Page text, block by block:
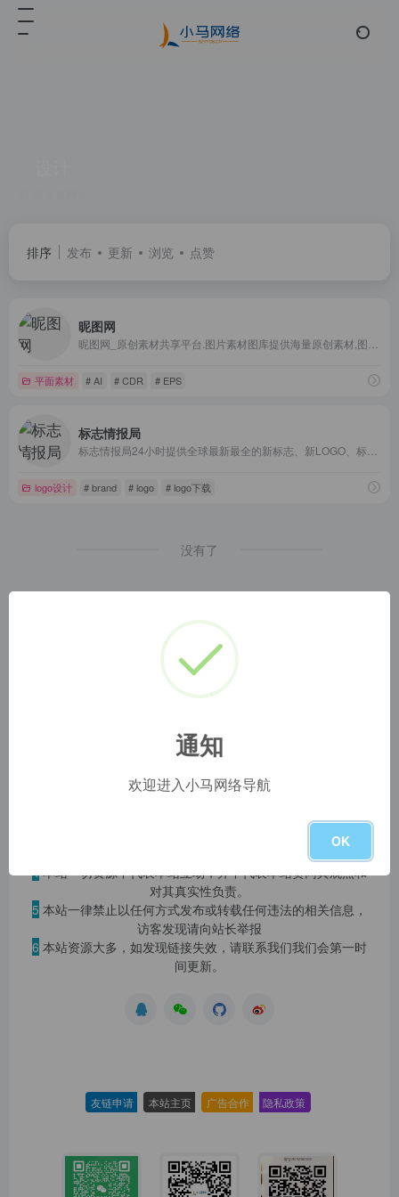
排序 发布 更新 浏览 点赞
昵图网
平面素材 # AI # CDR # EPS
标志情报局
logo设计 # brand # logo # logo下载
没有了
本网站名称： 小马网址导航
https://www.blog.szyyds.cn
本网站的文章部分内容可能来源于网络，仅供大家学习与参
进行删除处理。
4本站一切资源不代表本站立场，并不代表本站赞同其观点和
对其真实性负责。
5 本站一律禁止以任何方式发布或转载任何违法的相关信息，
访客发现请向站长举报
6 本站资源大多，如发现链接失效，请联系我们我们会第一时
间更新。
友链申请 本站主页 广告合作 隐私政策
通知
欢迎进入小马网络导航
OK